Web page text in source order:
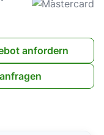
anfordern